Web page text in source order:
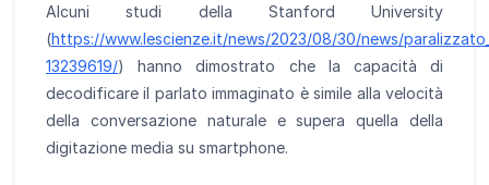
Alcuni studi della Stanford University
(https://www.lescienze.it/news/2023/08/30/news/
13239619/) hanno dimostrato che la capacità di
decodificare il parlato immaginato è simile alla velocità
della conversazione naturale e supera quella della
digitazione media su smartphone.